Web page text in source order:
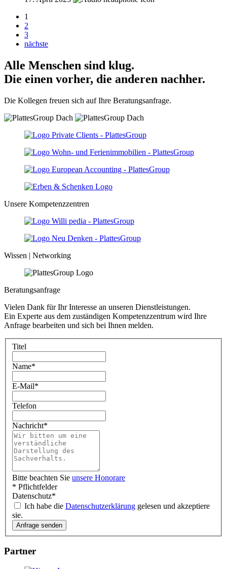
1
2
3
nächste
Alle Menschen sind klug.
Die einen vorher, die anderen nachher.
Die Kollegen freuen sich auf Ihre Beratungsanfrage.
Unsere Kompetenzzentren
Wissen | Networking
Beratungsanfrage
Vielen Dank für Ihr Interesse an unseren Dienstleistungen.
Ein Experte aus dem zuständigen Kompetenzzentrum wird Ihre
Anfrage bearbeiten und sich bei Ihnen melden.
Titel
Name*
E-Mail*
Telefon
Nachricht*
Bitte beachten Sie unsere Honorare
* Pflichtfelder
Datenschutz*
Ich habe die Datenschutzerklärung gelesen und akzeptiere
sie.
Partner